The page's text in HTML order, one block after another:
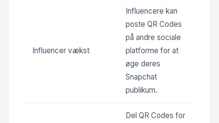
Influencer vækst
Influencere kan
poste QR Codes
på andre sociale
platforme for at
øge deres
Snapchat
publikum.
Del QR Codes for